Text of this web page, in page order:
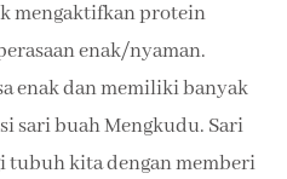
mengaktifkan protein
enak/nyaman.
enak dan memiliki banyak
sari buah Mengkudu. Sari
kita dengan memberi